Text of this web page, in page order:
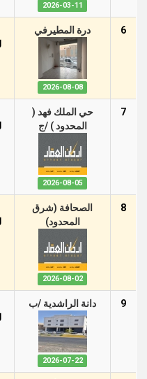
2026-03-11
6 درة المطيرفي
2026-08-08
7
حي الملك فهد (
المحدود ) /ج
2026-08-05
8
الصحافة (شرق
المحدود)
2026-08-02
9 دانة الراشدية /ب
2026-07-22